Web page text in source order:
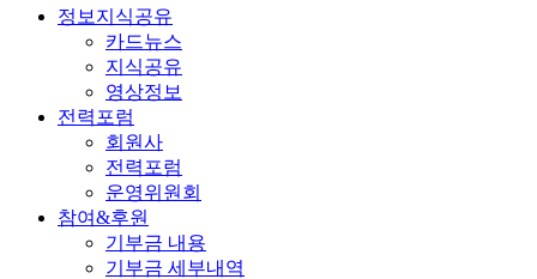
정보지식공유
카드뉴스
지식공유
영상정보
전력포럼
회원사
전력포럼
운영위원회
참여&후원
기부금 내용
기부금 세부내역